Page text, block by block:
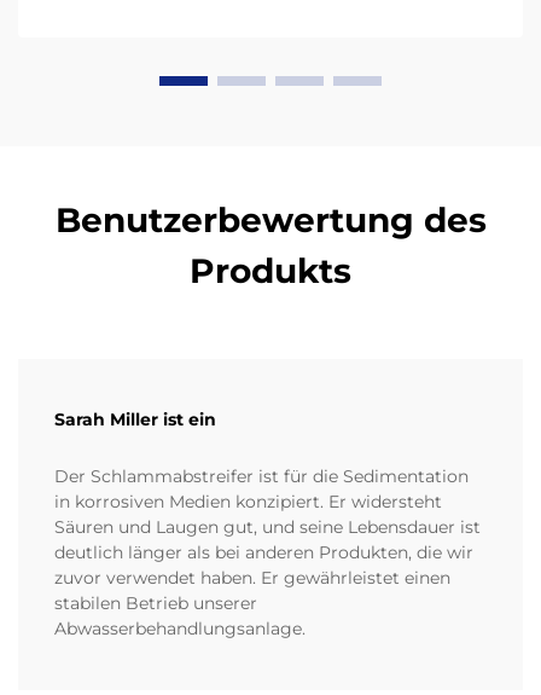
Benutzerbewertung des
Produkts
Sarah Miller ist ein
Der Schlammabstreifer ist für die Sedimentation
in korrosiven Medien konzipiert. Er widersteht
Säuren und Laugen gut, und seine Lebensdauer ist
deutlich länger als bei anderen Produkten, die wir
zuvor verwendet haben. Er gewährleistet einen
stabilen Betrieb unserer
Abwasserbehandlungsanlage.